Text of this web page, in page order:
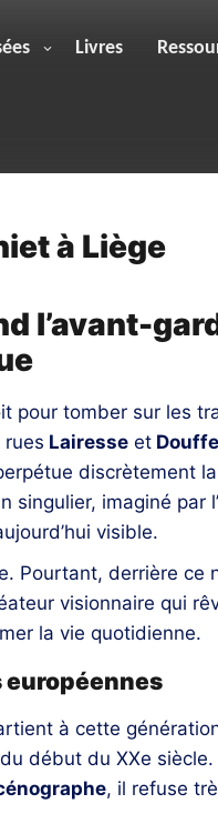
Livres
à Liège
l’avant-
tomber sur les
rues Lairesse et
discrètement la
singulier, imaginé par
visible.
Pourtant, derrière ce
visionnaire qui
la vie quotidienne.
européennes
à cette
début du XXe siècle.
, il refuse